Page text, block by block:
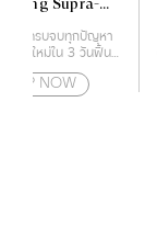
Supra-
50 ml.
งผิว ครบจบทุกปัญหา
งผิวใหม่ใน 3 วันฟื้นฟู
ายุ เร่งกระตุ้นสร้างผิว
NOW